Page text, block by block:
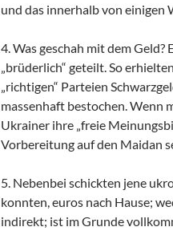
und das innerhalb von einigen
4. Was geschah mit dem
„brüderlich“ geteilt. So
„richtigen“ Parteien
massenhaft bestochen. Wenn
Ukrainer ihre „freie
Vorbereitung auf den Maidan
5. Nebenbei schickten jene
konnten, euros nach Hause;
indirekt; ist im Grunde